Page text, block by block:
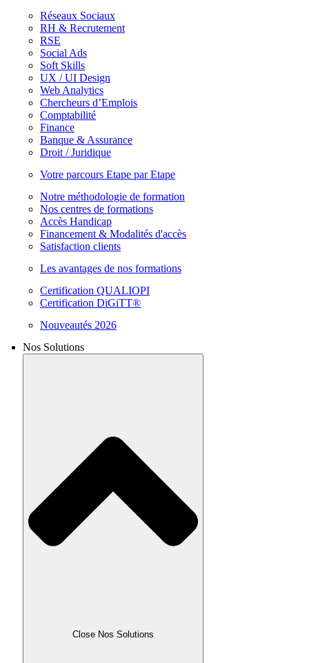
Réseaux Sociaux
RH & Recrutement
RSE
Social Ads
Soft Skills
UX / UI Design
Web Analytics
Chercheurs d’Emplois
Comptabilité
Finance
Banque & Assurance
Droit / Juridique
Votre parcours Etape par Etape
Notre méthodologie de formation
Nos centres de formations
Accès Handicap
Financement & Modalités d'accès
Satisfaction clients
Les avantages de nos formations
Certification QUALIOPI
Certification DiGiTT®
Nouveautés 2026
Nos Solutions
Close Nos Solutions